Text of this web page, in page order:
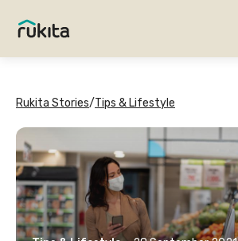
Rukita Stories/Tips & Lifestyle